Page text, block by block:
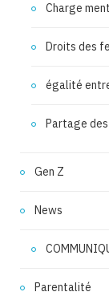
Charge
Droits des
égalité
Partage
Gen Z
News
Parentalité